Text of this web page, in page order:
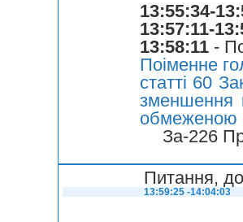
13:55:34-
13:57:11-
13:58:11 -
Поіменне
статті 60
зменшення
обмеженою
За-226
Питання,
13:59:25 -14:04:03